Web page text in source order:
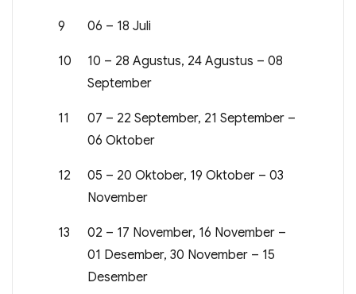
9 06 – 18 Juli
10
10 – 28 Agustus, 24 Agustus – 08
September
11
07 – 22 September, 21 September –
06 Oktober
12
05 – 20 Oktober, 19 Oktober – 03
November
13
02 – 17 November, 16 November –
01 Desember, 30 November – 15
Desember